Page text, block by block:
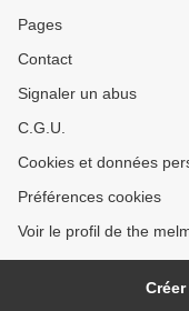
Pages
Contact
Signaler un abus
C.G.U.
Cookies et données
Préférences cookies
Voir le profil de the